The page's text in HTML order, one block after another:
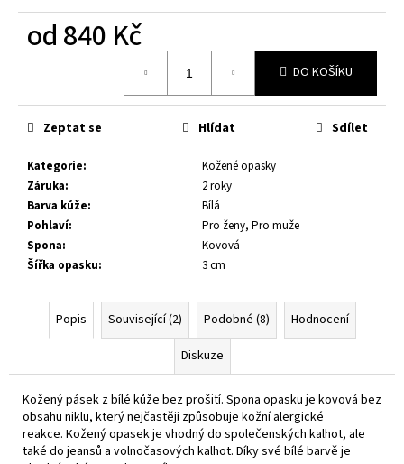
od840 Kč
DO KOŠÍKU
Kategorie:
Kožené opasky
Záruka:
2 roky
Barva kůže:
Bílá
Pohlaví:
Pro ženy, Pro muže
Spona:
Kovová
Šířka opasku: 3 cm
Zeptat se Hlídat Sdílet
Popis Související (2) Podobné (8)
Hodnocení
Diskuze
Kožený pásek z bílé kůže bez prošití. Spona opasku je kovová bez
obsahu niklu, který nejčastěji způsobuje kožní alergické
reakce. Kožený opasek je vhodný do společenských kalhot, ale
také do jeansů a volnočasových kalhot. Díky své bílé barvě je
u
OPASEK
XXL,
ČERNÁ
KŮŽE,
SPONA
BROUŠENÁ
HRANATÁ,
KOVOVÁ